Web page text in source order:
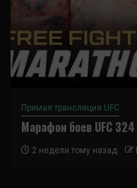
Прямая трансляция UFC
Марафон боев UFC
2 недели тому назад